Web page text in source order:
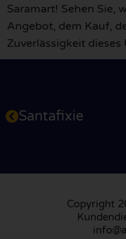
Saramart! Sehen Sie,
Angebot, dem Kauf,
Zuverlässigkeit
Santafixie
Copyright